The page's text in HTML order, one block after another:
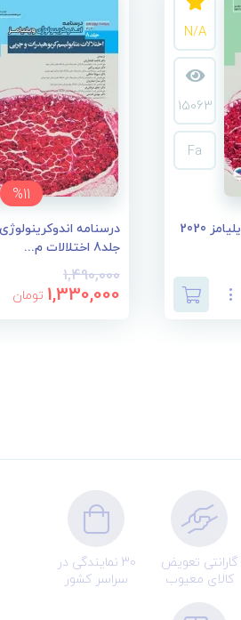
N/A
15063
Fa
درسنامه اندوکرینولوژی ویلیامز 2020
%11
جلد8 اختلالات م...
1,490,000
1,330,000 تومان
گارانتی تعویض
کالای معیوب
30 نمایندگی در
سراسر کشور